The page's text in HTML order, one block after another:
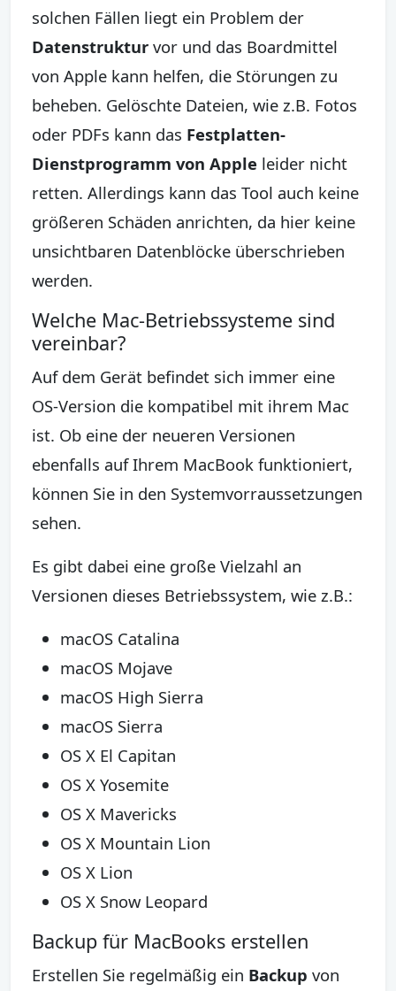
solchen Fällen liegt ein Problem der
Datenstruktur vor und das Boardmittel
von Apple kann helfen, die Störungen zu
beheben. Gelöschte Dateien, wie z.B. Fotos
oder PDFs kann das Festplatten-
Dienstprogramm von Apple leider nicht
retten. Allerdings kann das Tool auch keine
größeren Schäden anrichten, da hier keine
unsichtbaren Datenblöcke überschrieben
werden.
Welche Mac-Betriebssysteme sind
vereinbar?
Auf dem Gerät befindet sich immer eine
OS-Version die kompatibel mit ihrem Mac
ist. Ob eine der neueren Versionen
ebenfalls auf Ihrem MacBook funktioniert,
können Sie in den Systemvorraussetzungen
sehen.
Es gibt dabei eine große Vielzahl an
Versionen dieses Betriebssystem, wie z.B.:
macOS Catalina
macOS Mojave
macOS High Sierra
macOS Sierra
OS X El Capitan
OS X Yosemite
OS X Mavericks
OS X Mountain Lion
OS X Lion
OS X Snow Leopard
Backup für MacBooks erstellen
Erstellen Sie regelmäßig ein Backup von